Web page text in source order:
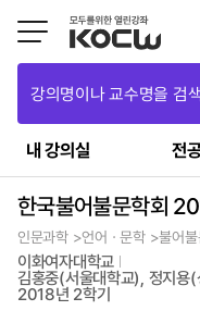
강의명이나 교수명을 검
내 강의실 전
한국불어불문학회
인문과학 >언어ㆍ문학 >불어
이화여자대학교
김홍중(서울대학교), 정지용
2018년 2학기